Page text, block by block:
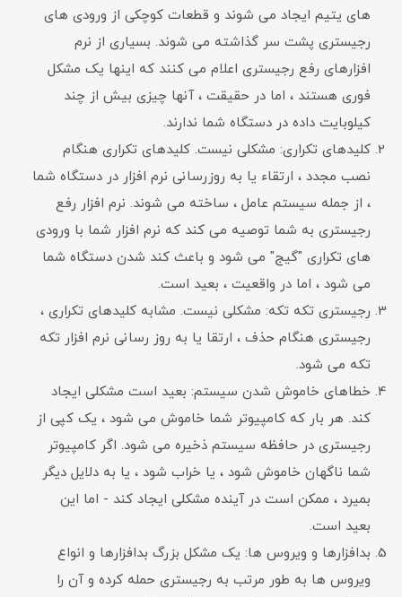
های یتیم ایجاد می شوند و قطعات کوچکی از ورودی های
رجیستری پشت سر گذاشته می شوند. بسیاری از نرم
افزارهای رفع رجیستری اعلام می کنند که اینها یک مشکل
فوری هستند ، اما در حقیقت ، آنها چیزی بیش از چند
کیلوبایت داده در دستگاه شما ندارند.
کلیدهای تکراری: مشکلی نیست. کلیدهای تکراری هنگام
نصب مجدد ، ارتقاء یا به روزرسانی نرم افزار در دستگاه شما
، از جمله سیستم عامل ، ساخته می شوند. نرم افزار رفع
رجیستری به شما توصیه می کند که نرم افزار شما با ورودی
های تکراری "گیج" می شود و باعث کند شدن دستگاه شما
می شود ، اما در واقعیت ، بعید است.
رجیستری تکه تکه: مشکلی نیست. مشابه کلیدهای تکراری ،
رجیستری هنگام حذف ، ارتقا یا به روز رسانی نرم افزار تکه
تکه می شود.
خطاهای خاموش شدن سیستم: بعید است مشکلی ایجاد
کند. هر بار که کامپیوتر شما خاموش می شود ، یک کپی از
رجیستری در حافظه سیستم ذخیره می شود. اگر کامپیوتر
شما ناگهان خاموش شود ، یا خراب شود ، یا به دلایل دیگر
بمیرد ، ممکن است در آینده مشکلی ایجاد کند - اما این
بعید است.
بدافزارها و ویروس ها: یک مشکل بزرگ بدافزارها و انواع
ویروس ها به طور مرتب به رجیستری حمله کرده و آن را